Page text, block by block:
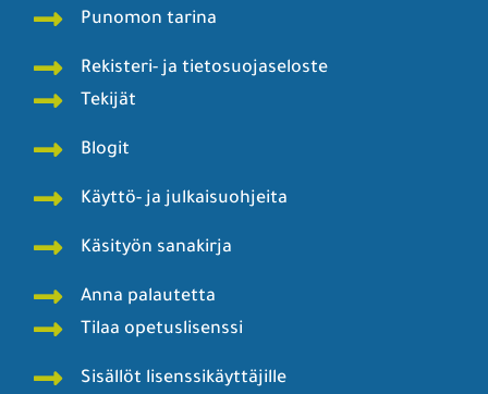
Punomon tarina
Rekisteri- ja tietosuojaseloste
Tekijät
Blogit
Käyttö- ja julkaisuohjeita
Käsityön sanakirja
Anna palautetta
Tilaa opetuslisenssi
Sisällöt lisenssikäyttäjille